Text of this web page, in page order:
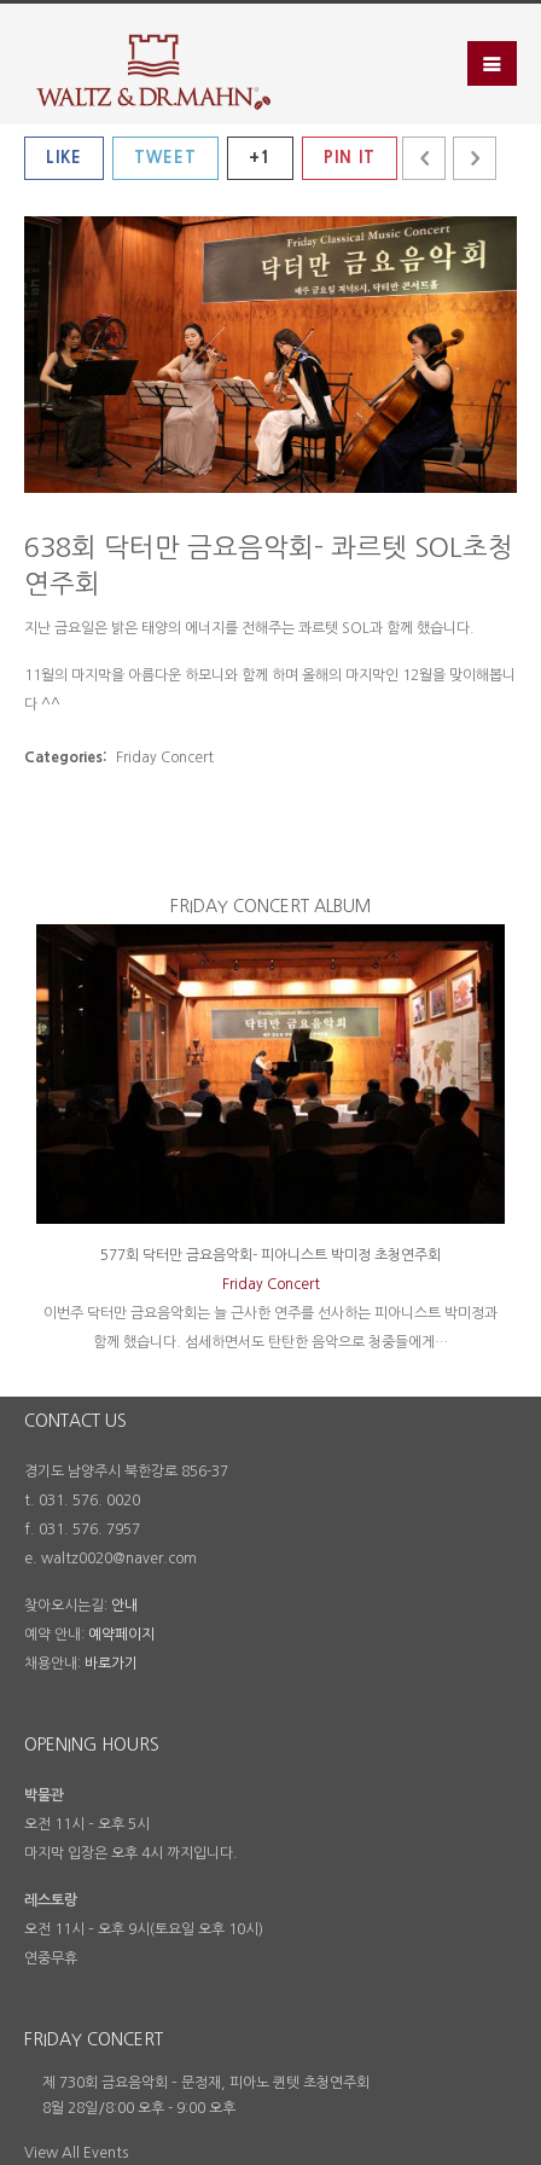
LIKE TWEET +1 PIN IT
638회 닥터만 금요음악회- 콰르텟 SOL초청
연주회
지난 금요일은 밝은 태양의 에너지를 전해주는 콰르텟 SOL과 함께 했습니다.
11월의 마지막을 아름다운 하모니와 함께 하며 올해의 마지막인 12월을 맞이해봅니
다 ^^
Categories: Friday Concert
FRIDAY CONCERT ALBUM
577회 닥터만 금요음악회- 피아니스트 박미정 초청연주회
Friday Concert
이번주 닥터만 금요음악회는 늘 근사한 연주를 선사하는 피아니스트 박미정과
함께 했습니다. 섬세하면서도 탄탄한 음악으로 청중들에게…
CONTACT US
경기도 남양주시 북한강로 856-37
t. 031. 576. 0020
f. 031. 576. 7957
e. waltz0020@naver.com
찾아오시는길: 안내
예약 안내: 예약페이지
채용안내: 바로가기
OPENING HOURS
박물관
오전 11시 – 오후 5시
마지막 입장은 오후 4시 까지입니다.
레스토랑
오전 11시 – 오후 9시(토요일 오후 10시)
연중무휴
FRIDAY CONCERT
제 730회 금요음악회 – 문정재, 피아노 퀸텟 초청연주회
8월 28일/8:00 오후 - 9:00 오후
View All Events